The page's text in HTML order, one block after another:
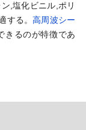
,塩化ビニル,ポリ
する。高周波シー
きるのが特徴であ